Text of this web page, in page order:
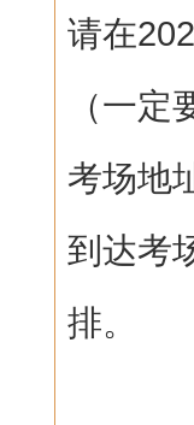
请在
（一
考场地
到达考
排。